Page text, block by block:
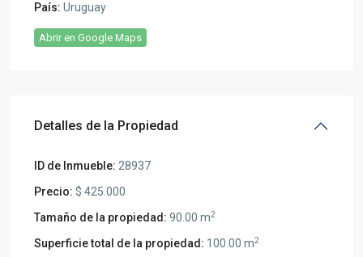
País: Uruguay
Abrir en Google Maps
Detalles de la Propiedad
ID de Inmueble: 28937
Precio: $ 425.000
Tamaño de la propiedad: 90.00 m2
Superficie total de la propiedad: 100.00 m2